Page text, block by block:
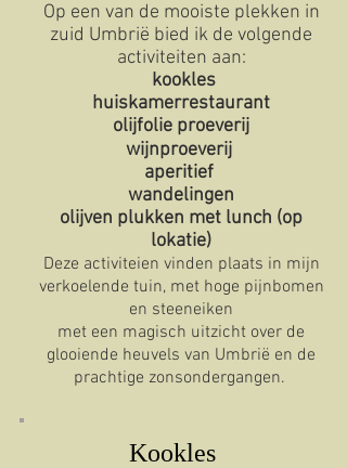
Op een van de mooiste plekken in
zuid Umbrië bied ik de volgende
activiteiten aan:
kookles
huiskamerrestaurant
olijfolie proeverij
wijnproeverij
aperitief
wandelingen
olijven plukken met lunch (op
lokatie)
Deze activiteien vinden plaats in mijn
verkoelende tuin, met hoge pijnbomen
en steeneiken
met een magisch uitzicht over de
glooiende heuvels van Umbrië en de
prachtige zonsondergangen.
Kookles